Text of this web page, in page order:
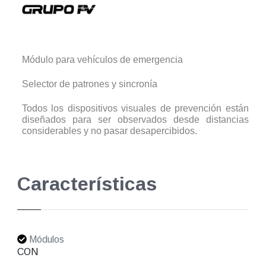
Módulo para vehículos de emergencia
Selector de patrones y sincronía
Todos los dispositivos visuales de prevención están
diseñados para ser observados desde distancias
considerables y no pasar desapercibidos.
Características
Módulos
CON